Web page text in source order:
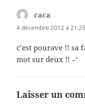
caca
4 décembre 2012 à 21:25
c’est pourave !! sa
mot sur deux !! –‘
Laisser un